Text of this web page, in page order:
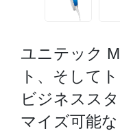
ユニテック
ト、そして
ビジネスス
マイズ可能